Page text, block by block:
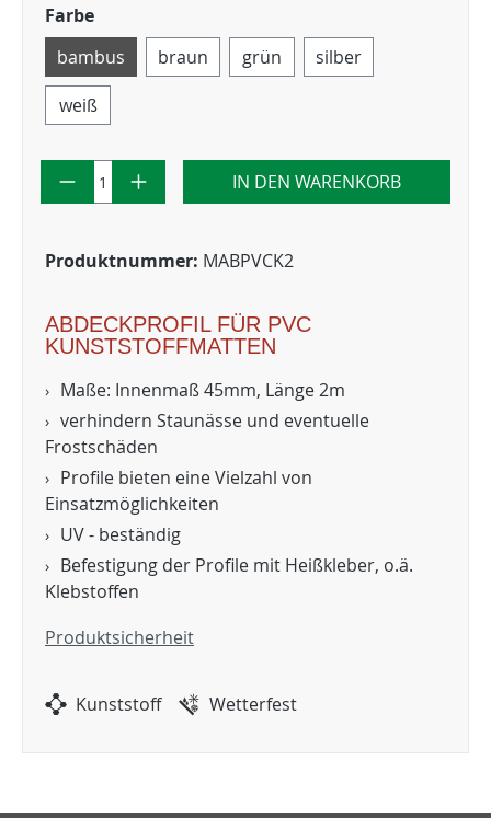
Farbe
bambus
braun grün
silber
weiß
IN DEN WARENKORB
Produktnummer: MABPVCK2
ABDECKPROFIL FÜR PVC
KUNSTSTOFFMATTEN
Maße: Innenmaß 45mm, Länge 2m
verhindern Staunässe und eventuelle
Frostschäden
Profile bieten eine Vielzahl von
Einsatzmöglichkeiten
UV - beständig
Befestigung der Profile mit Heißkleber, o.ä.
Klebstoffen
Produktsicherheit
Kunststoff Wetterfest